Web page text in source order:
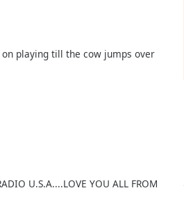
on playing till the cow jumps over
U.S.A....LOVE YOU ALL FROM